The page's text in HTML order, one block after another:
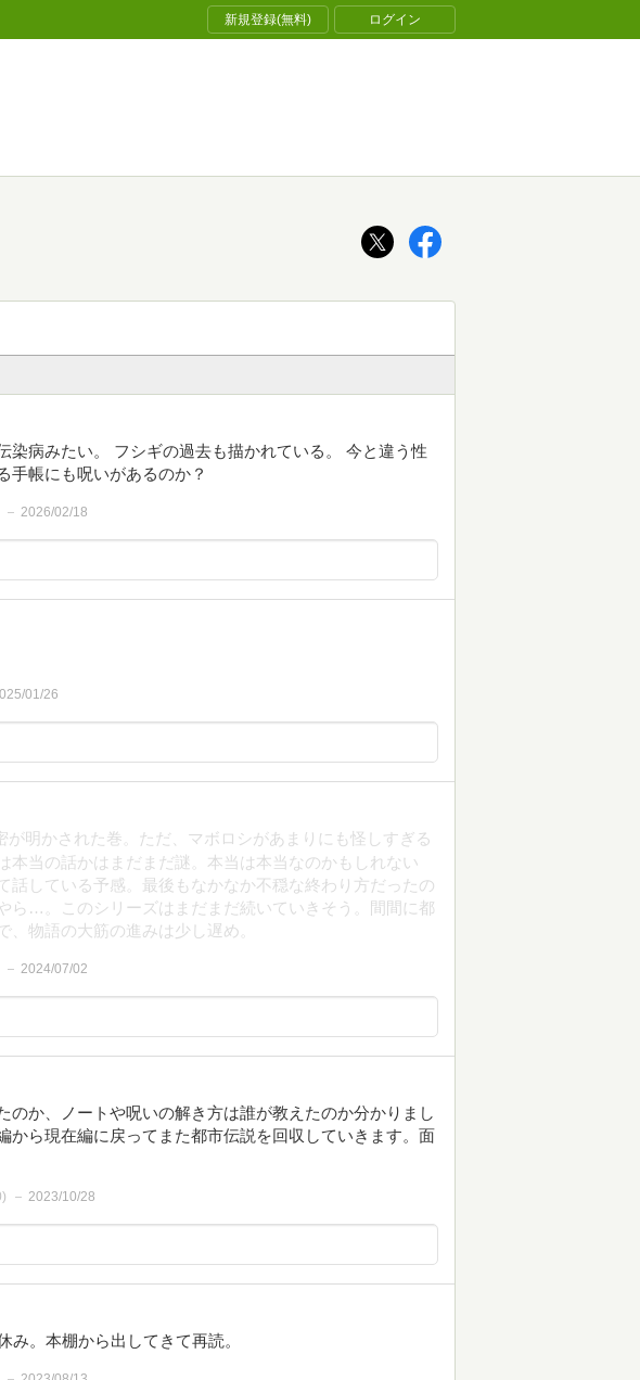
新規登録(無料) ログイン
染病みたい。 フシギの過去も描かれている。 今と違う性
手帳にも呪いがあるのか？
2026/02/18
01/26
が明かされた巻。ただ、マボロシがあまりにも怪しすぎる
本当の話かはまだまだ謎。本当は本当なのかもしれない
話している予感。最後もなかなか不穏な終わり方だったの
ら…。このシリーズはまだまだ続いていきそう。間間に都
物語の大筋の進みは少し遅め。
2024/07/02
のか、ノートや呪いの解き方は誰が教えたのか分かりまし
から現在編に戻ってまた都市伝説を回収していきます。面
) 2023/10/28
本棚から出してきて再読。